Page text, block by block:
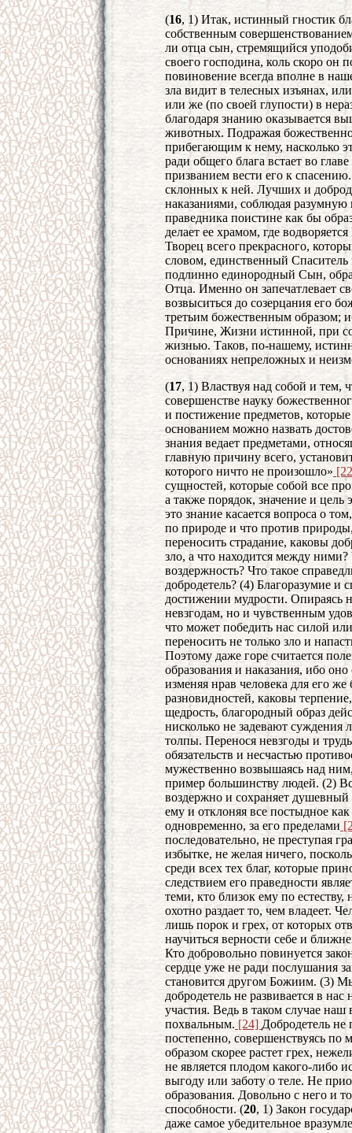
(16, 1) Итак, истинный гностик
собственным
ли отца сын, стремящийся
своего господина, коль скоро он
повиновение всегда вполне в
зла видит в телесных изъянах,
или же (по своей глупости) в
благодаря знанию оказывается
животных. Подражая
прибегающим к нему, насколько
ради общего блага встает во
призванием вести его к
склонных к ней. Лучших и
наказаниями, соблюдая
праведника поистине как бы
делает ее храмом, где
Творец всего прекрасного,
словом, единственный Спаситель
подлинно единородный Сын,
Отца. Именно он запечатлевает
возвыситься до созерцания его
третьим божественным образом;
Причине, Жизни истинной, при
жизнью. Таков, по-нашему,
основаниях непреложных и
(17, 1) Властвуя над собой и тем,
совершенстве науку
и постижение предметов,
основанием можно назвать
знания ведает предметами,
главную причину всего,
которого ничто не произошло»
сущностей, которые собой все
а также порядок, значение и
это знание касается вопроса о
по природе и что против
переносить страдание, каковы
зло, а что находится между
воздержность? Что такое
добродетель? (4) Благоразумие
достижении мудрости. Опираясь
невзгодам, но и чувственным
что может победить нас силой
переносить не только зло и
Поэтому даже горе считается
образования и наказания, ибо
изменяя нрав человека для его же
разновидностей, каковы
щедрость, благородный образ
нисколько не задевают
толпы. Перенося невзгоды и
обязательств и несчастью
мужественно возвышаясь над
пример большинству людей. (2)
воздержно и сохраняет
ему и отклоняя все постыдное
одновременно, за его пределами
последовательно, не преступая
избытке, не желая ничего,
среди всех тех благ, которые
следствием его праведности
теми, кто близок ему по естеству,
охотно раздает то, чем владеет.
лишь порок и грех, от которых
научиться верности себе и
Кто добровольно повинуется
сердце уже не ради послушания
становится другом Божиим. (3)
добродетель не развивается в
участия. Ведь в таком случае
похвальным. [24] Добродетель не
постепенно, совершенствуясь
образом скорее растет грех,
не является плодом какого-либо
выгоду или заботу о теле. Не
образования. Довольно с него и
способности. (20, 1) Закон
даже самое убедительное